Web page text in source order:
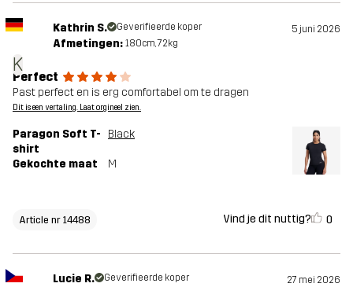
K
Kathrin S. Geverifieerde koper 5 juni 2026
Afmetingen: 180cm, 72kg
Perfect
Past perfect en is erg comfortabel om te dragen
Dit is een vertaling. Laat orgineel zien.
Paragon Soft T-
shirt
Black
Gekochte maat M
Article nr 14488 Vind je dit nuttig? 0
Lucie R. Geverifieerde koper 27 mei 2026